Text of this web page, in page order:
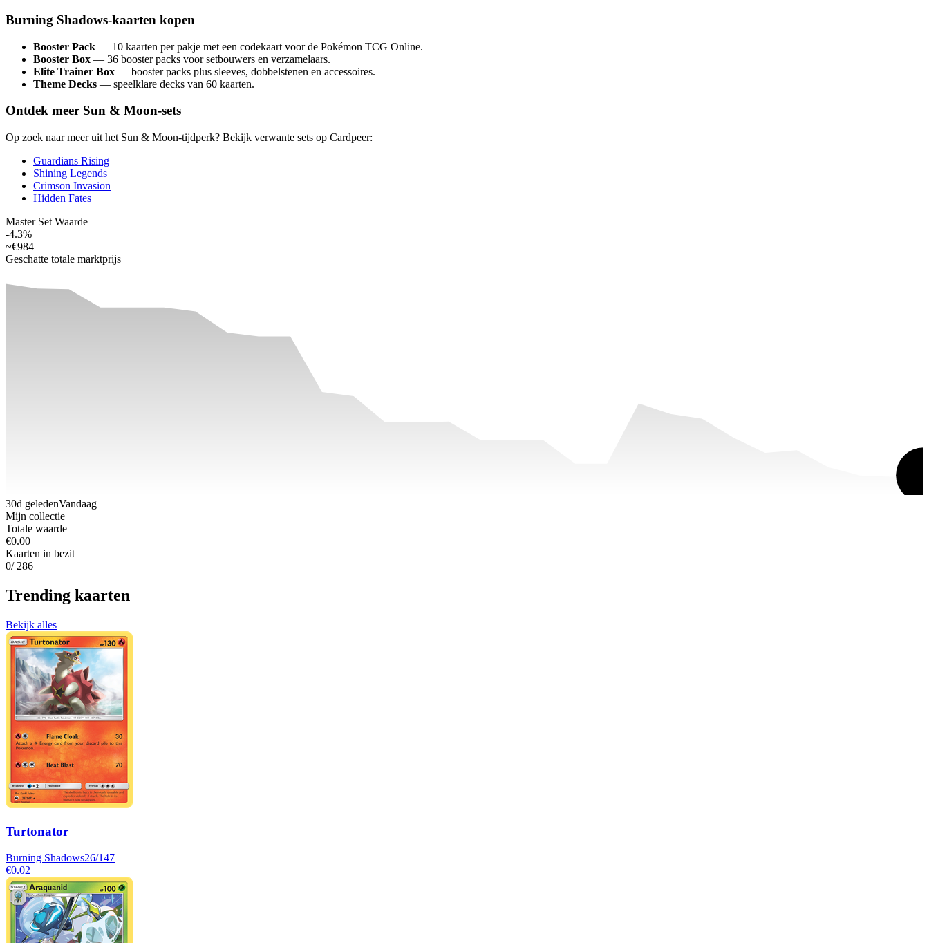
Burning Shadows-kaarten kopen
Booster Pack — 10 kaarten per pakje met een codekaart voor de Pokémon TCG Online.
Booster Box — 36 booster packs voor setbouwers en verzamelaars.
Elite Trainer Box — booster packs plus sleeves, dobbelstenen en accessoires.
Theme Decks — speelklare decks van 60 kaarten.
Ontdek meer Sun & Moon-sets
Op zoek naar meer uit het Sun & Moon-tijdperk? Bekijk verwante sets op Cardpeer:
Guardians Rising
Shining Legends
Crimson Invasion
Hidden Fates
Master Set Waarde
-4.3%
~€984
Geschatte totale marktprijs
30d geledenVandaag
Mijn collectie
Totale waarde
€0.00
Kaarten in bezit
0/ 286
Trending kaarten
Bekijk alles
Turtonator
Burning Shadows26/147
€0.02